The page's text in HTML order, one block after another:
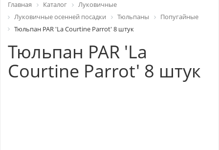
Главная Каталог
Луковичные
Луковичные осенней посадки
Тюльпаны
Попугайные
Тюльпан PAR 'La Courtine Parrot' 8 штук
Тюльпан PAR 'La
Courtine Parrot' 8 штук